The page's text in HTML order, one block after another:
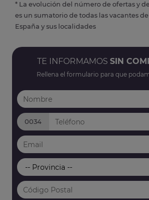
* La evolución del número de ofertas y
es un sumatorio de todas las vacantes
España y sus localidades
TE INFORMAMOS SIN
Rellena el formulario para que
0034